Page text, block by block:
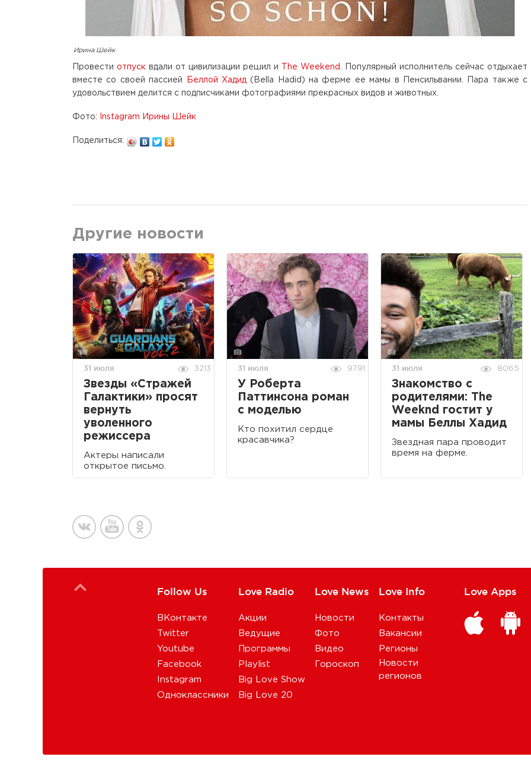
Ирина Шейк
Провести отпуск вдали от цивилизации решил и The Weekend
. Популярный исполнитель сейчас отдыхает
вместе со своей пассией
Беллой Хадид (Bella Hadid) на ферме ее мамы в Пенсильвании. Пара также с
удовольствием делится с подписчиками фотографиями прекрасных видов и животных.
Фото: Instagram Ирины Шейк
Поделиться:
Другие новости
31 июля 3213
Звезды «Стражей
Галактики» просят
вернуть
уволенного
режиссера
Актеры написали
открытое письмо.
31 июля 9791
У Роберта
Паттинсона роман
с моделью
Кто похитил сердце
красавчика?
31 июля 8065
Знакомство с
родителями: The
Weeknd гостит у
мамы Беллы Хадид
Звездная пара проводит
время на ферме.
Follow Us
ВКонтакте
Twitter
Youtube
Facebook
Instagram
Одноклассники
Love Radio
Акции
Ведущие
Программы
Playlist
Big Love Show
Big Love 20
Love News
Новости
Фото
Видео
Гороскоп
Love Info
Контакты
Вакансии
Регионы
Новости
регионов
Love Apps